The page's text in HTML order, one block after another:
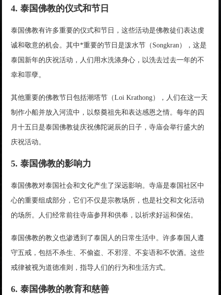
4. 泰国佛教的仪式和节日
泰国佛教有许多重要的仪式和节日，这些活动是佛教徒们表达虔
诚和敬意的机会。其中*重要的节日是泼水节（Songkran），这是
泰国新年的庆祝活动，人们用水洗涤身心，以洗去过去一年的不
幸和罪孽。
其他重要的佛教节日包括潮塔节（Loi Krathong），人们在这一天
制作小船并放入河流中，以祭奠祖先和表达感恩之情。每年的四
月十五日是泰国佛教徒庆祝佛陀诞辰的日子，寺庙会举行盛大的
庆祝活动。
5. 泰国佛教的影响力
泰国佛教对泰国社会和文化产生了深远影响。寺庙是泰国社区中
心的重要组成部分，它们不仅是宗教场所，也是社交和文化活动
的场所。人们经常前往寺庙参拜和供奉，以祈求好运和保佑。
泰国佛教的教义也渗透到了泰国人的日常生活中。许多泰国人遵
守五戒，包括不杀生、不偷盗、不邪淫、不妄语和不饮酒。这些
戒律被视为道德准则，指导人们的行为和生活方式。
6. 泰国佛教的教育和慈善